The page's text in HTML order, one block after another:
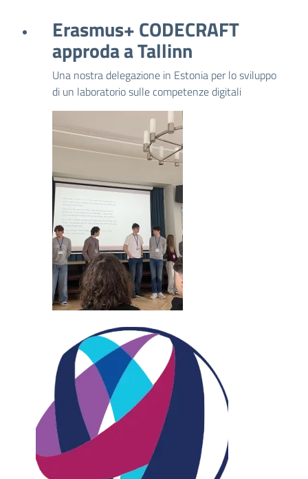
Erasmus+ CODECRAFT
approda a Tallinn
Una nostra delegazione in Estonia per lo sviluppo
di un laboratorio sulle competenze digitali